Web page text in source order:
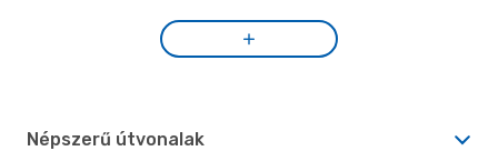
Népszerű útvonalak